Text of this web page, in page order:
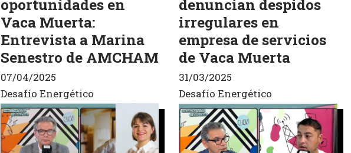
oportunidades en
Vaca Muerta:
Entrevista a Marina
Senestro de AMCHAM
Desafío Energético
07/04/2025
denuncian despidos
irregulares en
empresa de servicios
de Vaca Muerta
Desafío Energético
31/03/2025